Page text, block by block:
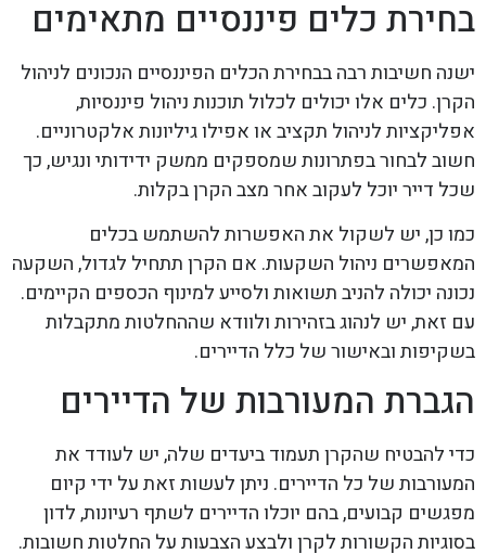
בחירת כלים פיננסיים מתאימים
ישנה חשיבות רבה בבחירת הכלים הפיננסיים הנכונים לניהול
הקרן. כלים אלו יכולים לכלול תוכנות ניהול פיננסיות,
אפליקציות לניהול תקציב או אפילו גיליונות אלקטרוניים.
חשוב לבחור בפתרונות שמספקים ממשק ידידותי ונגיש, כך
שכל דייר יוכל לעקוב אחר מצב הקרן בקלות.
כמו כן, יש לשקול את האפשרות להשתמש בכלים
המאפשרים ניהול השקעות. אם הקרן תתחיל לגדול, השקעה
נכונה יכולה להניב תשואות ולסייע למינוף הכספים הקיימים.
עם זאת, יש לנהוג בזהירות ולוודא שההחלטות מתקבלות
בשקיפות ובאישור של כלל הדיירים.
הגברת המעורבות של הדיירים
כדי להבטיח שהקרן תעמוד ביעדים שלה, יש לעודד את
המעורבות של כל הדיירים. ניתן לעשות זאת על ידי קיום
מפגשים קבועים, בהם יוכלו הדיירים לשתף רעיונות, לדון
בסוגיות הקשורות לקרן ולבצע הצבעות על החלטות חשובות.